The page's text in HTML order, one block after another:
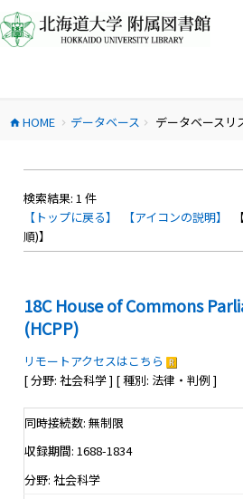
ン
テ
スhome HOME chevron_right データベース chevron_right データベースリ
検索結果: 1 件
【トップに戻る】
【アイコンの説明】
順)】
18C House of Commons
(HCPP)
リモートアクセスはこちら
[ 分野: 社会科学 ] [ 種別: 法律・判例 ]
同時接続数: 無制限
収録期間: 1688-1834
分野: 社会科学